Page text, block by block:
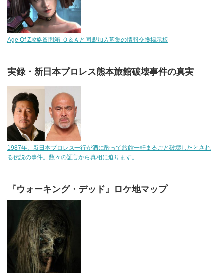
Age Of Z攻略質問箱-Ｑ＆Ａと同盟加入募集の情報交換掲示板
実録・新日本プロレス熊本旅館破壊事件の真実
1987年、新日本プロレス一行が酒に酔って旅館一軒まるごと破壊したとされ
る伝説の事件。数々の証言から真相に迫ります。
『ウォーキング・デッド』ロケ地マップ